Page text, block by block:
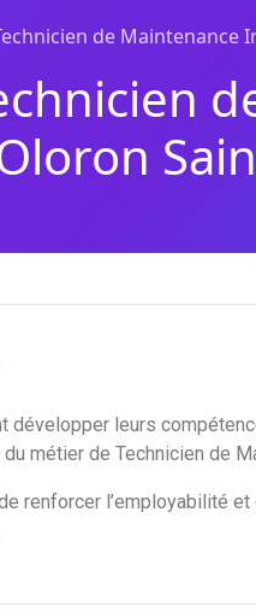
de Maintenance
développer leurs
métier de Technicien de
renforcer l’employabilité et